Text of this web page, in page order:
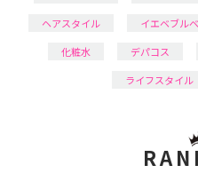
ヘアスタイル
イエベブルベ
化粧水
デパコス
ライフスタイル